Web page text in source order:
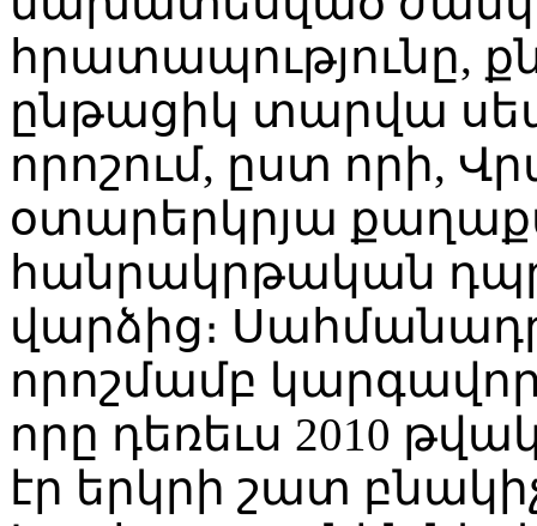
հրատապությունը,
ընթացիկ տարվա
որոշում, ըստ որի,
օտարերկրյա
հանրակրթական
վարձից։
որոշմամբ
որը դեռեւս 2010
էր երկրի շատ